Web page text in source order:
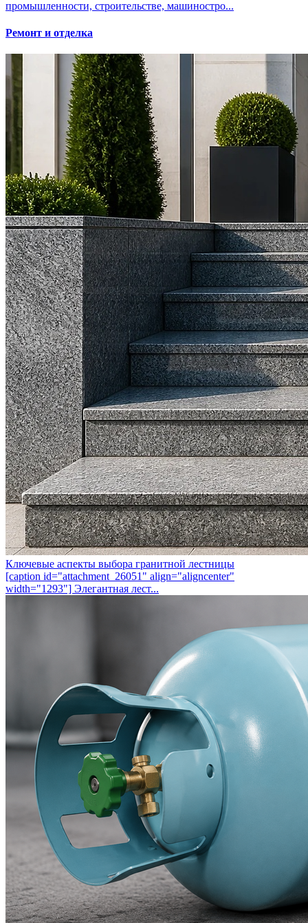
промышленности, строительстве, машиностро...
Ремонт и отделка
Ключевые аспекты выбора гранитной лестницы
[caption id="attachment_26051" align="aligncenter"
width="1293"] Элегантная лест...